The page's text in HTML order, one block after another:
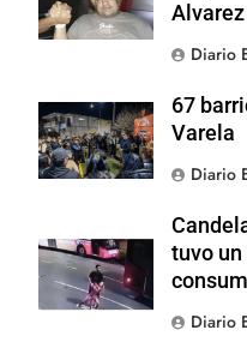
Alvarez
Diario
67
Varela
Diario
tuvo
Diario